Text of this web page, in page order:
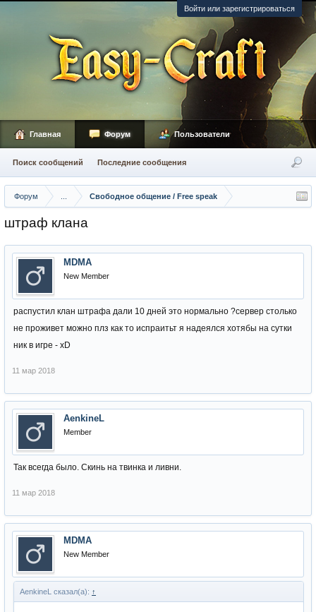
Войти или зарегистрироваться
Форум Свободное общение / Free speak
штраф клана
MDMA
New Member
распустил клан штрафа дали 10 дней это нормально ?сервер столько
не проживет можно плз как то испраитьт я надеялся хотябы на сутки
ник в игре - xD
11 мар 2018
AenkineL
Member
Так всегда было. Скинь на твинка и ливни.
11 мар 2018
MDMA
New Member
AenkineL сказал(а): ↑
Главная Форум
Поиск сообщений Последние сообщения
Пользователи